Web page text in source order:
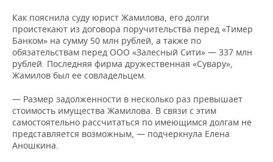
Как пояснила суду юрист Жамилова, его долги
проистекают из договора поручительства перед «Тимер
Банком» на сумму 50 млн рублей, а также по
обязательствам перед ООО «Залесный Сити» — 337 млн
рублей. Последняя фирма дружественная «Сувару»,
Жамилов был ее совладельцем.
— Размер задолженности в несколько раз превышает
стоимость имущества Жамилова. В связи с этим
самостоятельно рассчитаться по имеющимся долгам не
представляется возможным, — подчеркнула Елена
Аношкина.